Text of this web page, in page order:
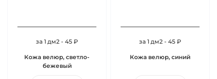
за 1 дм2 - 45 ₽
Кожа велюр, светло-
бежевый
за 1 дм2 - 45 ₽
Кожа велюр, синий